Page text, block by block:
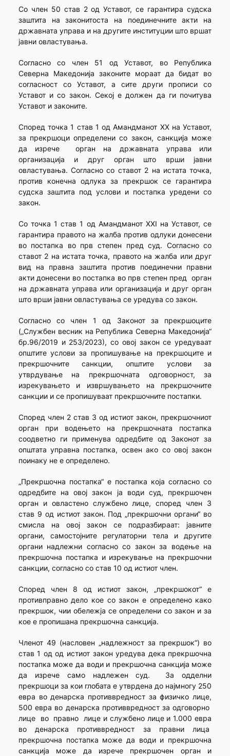
Со член 50 став 2 од Уставот, се гарантира судска
заштита на законитоста на поединечните акти на
државната управа и на другите институции што вршат
јавни овластувања.
Согласно со член 51 од Уставот, во Република
Северна Македонија законите мораат да бидат во
согласност со Уставот, а сите други прописи со
Уставот и со закон. Секој е должен да ги почитува
Уставот и законите.
Според точка 1 став 1 од Амандманот XX на Уставот,
за прекршоци определени со закон, санкција може
да изрече орган на државната управа или
организација и друг орган што врши јавни
овластувања. Согласно со ставот 2 на истата точка,
против конечна одлука за прекршок се гарантира
судска заштита под услови и постапка уредени со
закон.
Со точка 1 став 1 од Амандманот XXI на Уставот, се
гарантира правото на жалба против одлуки донесени
во постапка во прв степен пред суд. Согласно со
ставот 2 на истата точка, правото на жалба или друг
вид на правна заштита против поединечни правни
акти донесени во постапка во прв степен пред орган
на државната управа или организација и друг орган
што врши јавни овластувања се уредува со закон.
Согласно со член 1 од Законот за прекршоците
(„Службен весник на Република Северна Македонија“
бр.96/2019 и 253/2023), со овој закон се уредуваат
општите услови за пропишување на прекршоците и
прекршочните санкции, општите услови за
утврдување на прекршочната одговорност, за
изрекувањето и извршувањето на прекршочните
санкции и се пропишуваат прекршочните постапки.
Според член 2 став 3 од истиот закон, прекршочниот
орган при водењето на прекршочната постапка
соодветно ги применува одредбите од Законот за
општата управна постапка, освен ако со овој закон
поинаку не е определено.
„Прекршочна постапка“ е постапка која согласно со
одредбите на овој закон ја води суд, прекршочен
орган и овластено службено лице, според член 3
став 9 од истиот закон. Под „прекршочни органи“ во
смисла на овој закон се подразбираат: јавните
органи, самостојните регулаторни тела и другите
органи надлежни согласно со закон за водење на
прекршочна постапка и изрекување на прекршочни
санкции, согласно со став 10 од истиот член.
Според член 8 од истиот закон, „прекршокот“ е
противправно дело кое со закон е определено како
прекршок, чии обележја се определени со закон и за
кое е пропишана прекршочна санкција.
Членот 49 (насловен „надлежност за прекршок“) во
став 1 од од истиот закон уредува дека прекршочна
постапка може да води и прекршочна санкција може
да изрече само надлежен суд. За одделни
прекршоци за кои глобата е утврдена до најмногу 250
евра во денарска противвредност за физичко лице,
500 евра во денарска противвредност за одговорно
лице во правно лице и службено лице и 1.000 евра
во денарска противвредност за правни лица
прекршочна постапка може да води и прекршочна
санкција може да изрече прекршочен орган и